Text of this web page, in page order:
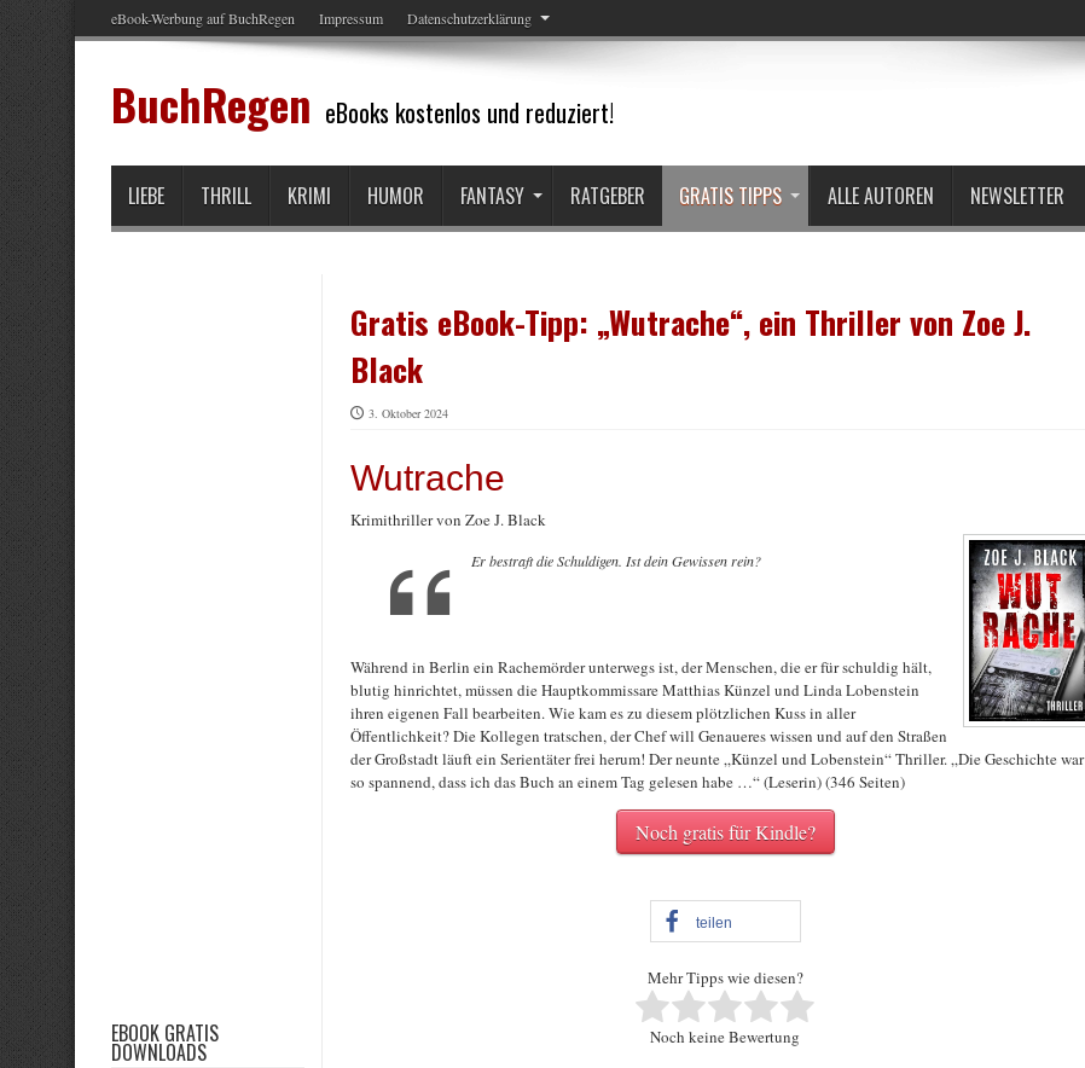
eBook-Werbung auf BuchRegen Impressum Datenschutzerklärung
BuchRegen eBooks kostenlos und reduziert!
LIEBE THRILL KRIMI HUMOR FANTASY RATGEBER GRATIS TIPPS ALLE AUTOREN NEWSLETTER
Gratis eBook-Tipp: „Wutrache“, ein Thriller von Zoe J.
Black
3. Oktober 2024
Wutrache
Krimithriller von Zoe J. Black
Er bestraft die Schuldigen. Ist dein Gewissen rein?
Während in Berlin ein Rachemörder unterwegs ist, der Menschen, die er für schuldig hält,
blutig hinrichtet, müssen die Hauptkommissare Matthias Künzel und Linda Lobenstein
ihren eigenen Fall bearbeiten. Wie kam es zu diesem plötzlichen Kuss in aller
Öffentlichkeit? Die Kollegen tratschen, der Chef will Genaueres wissen und auf den Straßen
der Großstadt läuft ein Serientäter frei herum! Der neunte „Künzel und Lobenstein“ Thriller. „Die Geschichte war
so spannend, dass ich das Buch an einem Tag gelesen habe …“ (Leserin) (346 Seiten)
Noch gratis für Kindle?
teilen
Mehr Tipps wie diesen?
Noch keine Bewertung
EBOOK GRATIS
DOWNLOADS